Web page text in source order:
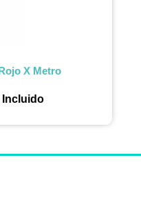
X Metro
Incluido